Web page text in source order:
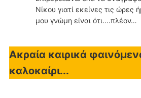
Νίκου γιατί εκείνες τις ώρες
μου γνώμη είναι ότι....πλέον…
Ακραία καιρικά
καλοκαίρι...